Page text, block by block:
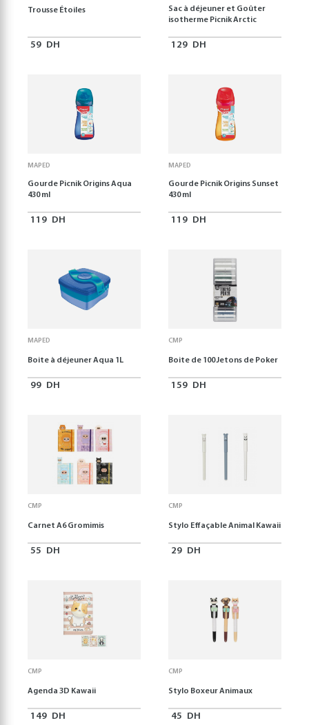
Trousse Étoiles
59 DH
Sac à déjeuner et Goûter
isotherme Picnik Arctic
129 DH
MAPED
Gourde Picnik Origins Aqua
430 ml
119 DH
MAPED
Gourde Picnik Origins Sunset
430 ml
119 DH
MAPED
Boite à déjeuner Aqua 1L
99 DH
CMP
Boite de 100 Jetons de Poker
159 DH
CMP
Carnet A6 Gromimis
55 DH
CMP
Stylo Effaçable Animal Kawaii
29 DH
CMP
Agenda 3D Kawaii
149 DH
CMP
Stylo Boxeur Animaux
45 DH